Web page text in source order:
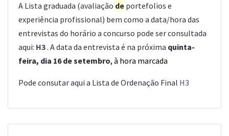
A Lista graduada (avaliação de portefolios e
experiência profissional) bem como a data/hora das
entrevistas do horário a concurso pode ser consultada
aqui: H3. A data da entrevista é na próxima quinta-
feira, dia 16 de setembro, à hora marcada
Pode consutar aqui a Lista de Ordenação Final H3